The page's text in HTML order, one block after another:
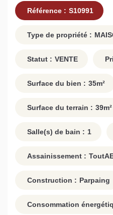
Référence : S10991
Type de propriété :
Statut : VENTE
Surface du bien : 35m²
Surface du terrain : 39m²
Salle(s) de bain : 1
Assainissement :
Construction : Parpaing
Consommation